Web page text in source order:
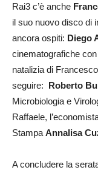
Rai3 c’è anche
il suo nuovo disco di
ancora ospiti: Diego
cinematografiche
natalizia di
seguire: Roberto
Microbiologia e
Raffaele,
Stampa Annalisa
A concludere la